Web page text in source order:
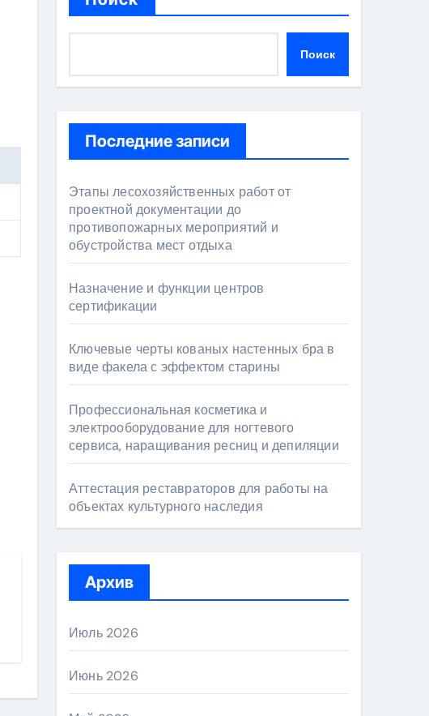
Поиск
Последние записи
Этапы лесохозяйственных работ от
проектной документации до
противопожарных мероприятий и
обустройства мест отдыха
Назначение и функции центров
сертификации
Ключевые черты кованых настенных бра в
виде факела с эффектом старины
Профессиональная косметика и
электрооборудование для ногтевого
сервиса, наращивания ресниц и депиляции
Аттестация реставраторов для работы на
объектах культурного наследия
Архив
Июль 2026
Июнь 2026